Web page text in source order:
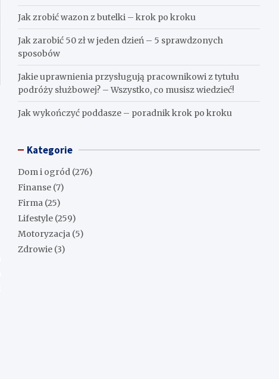
Jak zrobić wazon z butelki – krok po kroku
Jak zarobić 50 zł w jeden dzień – 5 sprawdzonych
sposobów
Jakie uprawnienia przysługują pracownikowi z tytułu
podróży służbowej? – Wszystko, co musisz wiedzieć!
Jak wykończyć poddasze – poradnik krok po kroku
Kategorie
Dom i ogród (276)
Finanse (7)
Firma (25)
Lifestyle (259)
Motoryzacja (5)
Zdrowie (3)